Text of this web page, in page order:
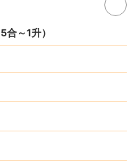
～1升）